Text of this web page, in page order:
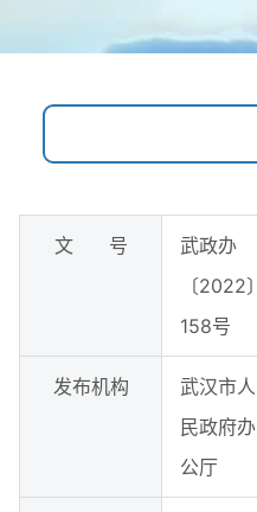
文 号
武政办
〔2022〕
158号
发布机构
武汉市人
民政府办
公厅